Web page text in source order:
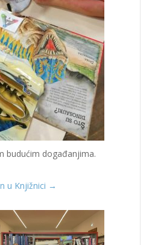
budućim događanjima.
u Knjižnici →